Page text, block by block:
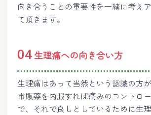
向き合うことの重要性を一緒に考え
て頂きます。
04生理痛への向き合い方
生理痛はあって当然という認識の方が
市販薬を内服すれば痛みのコントロ
で、それで良しとしているために生